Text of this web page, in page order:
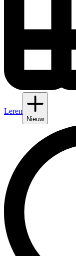
Leren
Nieuw